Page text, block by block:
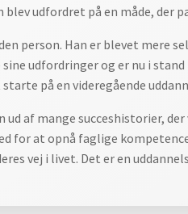
blev udfordret på en måde, der
person. Han er blevet
udfordringer og er nu i
på en videregående
af mange succeshistorier,
for at opnå faglige
vej i livet. Det er en